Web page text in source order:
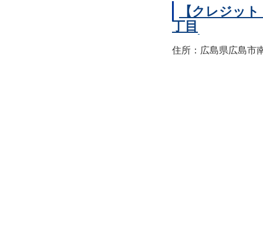
【クレジッ
丁目
住所：広島県広島市